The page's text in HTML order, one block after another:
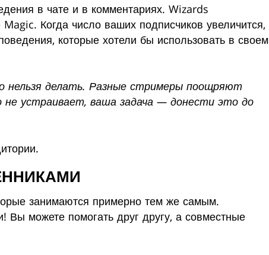
в чате и в комментариях. Wizards
Когда число ваших подписчиков увеличится,
которые хотели бы использовать в своем
делать. Разные стримеры поощряют
не устраивает, ваша задача — донести это до
занимаются примерно тем же самым.
Вы можете помогать друг другу, а совместные